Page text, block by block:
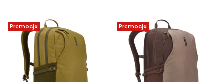
Promocja Promocja